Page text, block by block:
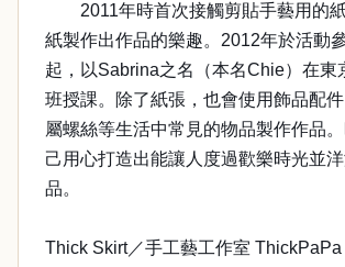
2011年時首次接觸剪貼手藝用的紙
紙製作出作品的樂趣。2012年於活動
起，以Sabrina之名（本名Chie）在東
班授課。除了紙張，也會使用飾品配
屬螺絲等生活中常見的物品製作作品
己用心打造出能讓人度過歡樂時光並
品。
Thick Skirt／手工藝工作室 ThickPaPa